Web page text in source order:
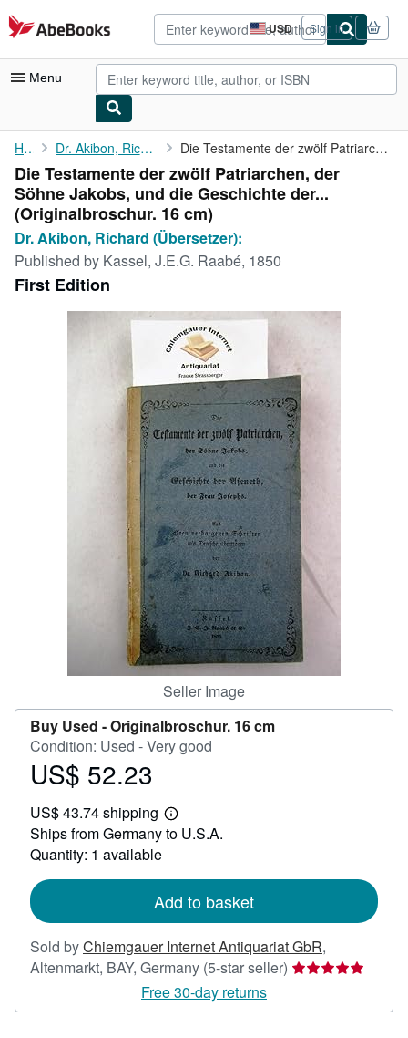
Skip to main content
AbeBooks.com USD
Site
shopping
preferences
Sign in
Menu
My Account
My Purchases
Advanced Search
Browse Collections
CLOSE
Home Dr. Akibon, Richard (Übersetzer): Die Testamente der zwölf Patriarchen, der Söhne Jakobs, und die ...
Die Testamente der zwölf Patriarchen, der
Söhne Jakobs, und die Geschichte der...
(Originalbroschur. 16 cm)
Dr. Akibon, Richard (Übersetzer):
Published by Kassel, J.E.G. Raabé, 1850
First Edition
Seller Image
Buy Used -Originalbroschur. 16 cm
Condition: Used - Very good
Price
52.23
US$ 52.23
US$ 43.74 shipping
Learn
more
Ships from Germany to U.S.A.
Quantity: 1 available
Add to basket
Sold byChiemgauer Internet Antiquariat GbR,
Altenmarkt, BAY, Germany (5-star seller) Seller
5
Free 30-day returns